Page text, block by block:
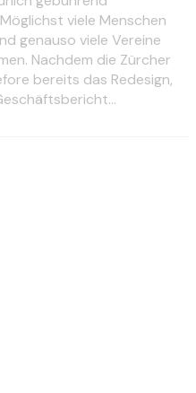
viele Menschen
genauso viele Vereine
Nachdem die Zürcher
bereits das Redesign,